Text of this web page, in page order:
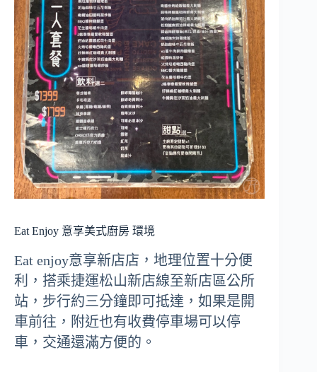
Eat Enjoy 意享美式廚房 環境
Eat enjoy意享新店店，地理位置十分便
利，搭乘捷運松山新店線至新店區公所
站，步行約三分鐘即可抵達，如果是開
車前往，附近也有收費停車場可以停
車，交通還滿方便的。